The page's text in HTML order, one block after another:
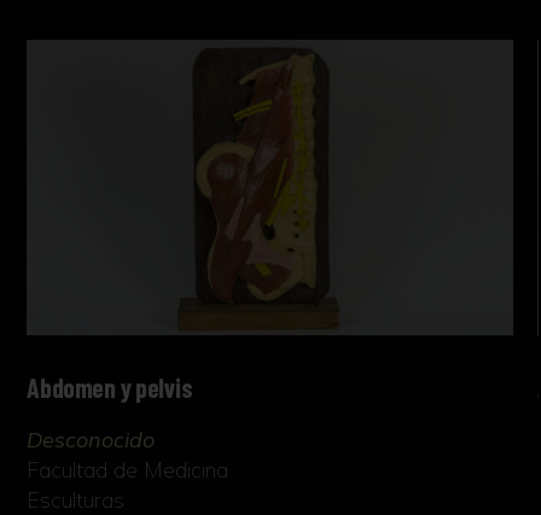
Abdomen y pelvis
Desconocido
Facultad de Medicina
Esculturas